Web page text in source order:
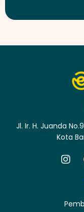
Jl. Ir. H. Juanda
Kota